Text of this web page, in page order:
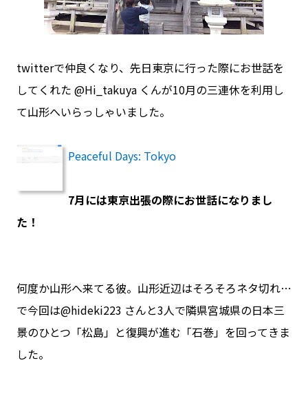
twitterで仲良くなり、先日東京に行った際にお世話を
してくれた @Hi_takuya くんが10月の三連休を利用し
て山形へいらっしゃいました。
Peaceful Days: Tokyo
7月には東京出張の際にお世話になりまし
た！
何度か山形へ来てる彼。山形近辺はそろそろネタ切れ…
で今回は@hideki223 さんと3人で隣県宮城県の日本三
景のひとつ「松島」と復興が進む「石巻」を回ってきま
した。